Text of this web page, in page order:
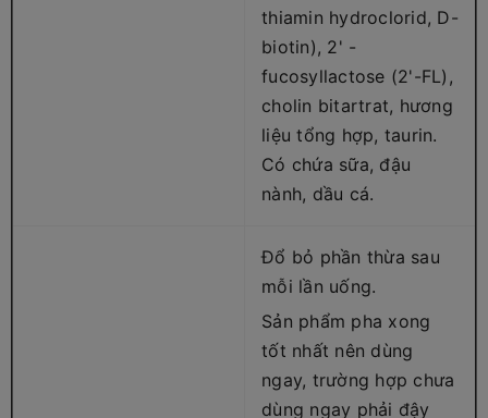
thiamin hydroclorid, D-
biotin), 2' -
fucosyllactose (2'-FL),
cholin bitartrat, hương
liệu tổng hợp, taurin.
Có chứa sữa, đậu
nành, dầu cá.
Đổ bỏ phần thừa sau
mỗi lần uống.
Sản phẩm pha xong
tốt nhất nên dùng
ngay, trường hợp chưa
dùng ngay phải đậy